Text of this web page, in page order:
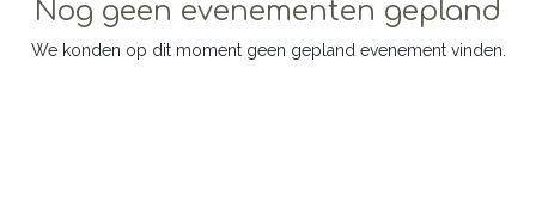
Nog geen evenementen gepland
We konden op dit moment geen gepland evenement vinden.